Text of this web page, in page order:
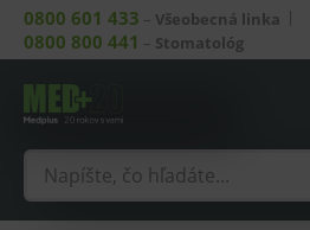
0800 601 433 – Všeobecná linka
0800 800 441 – Stomatológ